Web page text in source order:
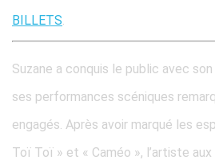
BILLETS.
Suzane a conquis le public avec
ses performances scéniques
engagés. Après avoir marqué les
Toï Toï » et « Caméo », l’artiste